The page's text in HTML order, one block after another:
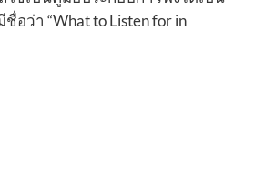
อว่า “What to Listen for in